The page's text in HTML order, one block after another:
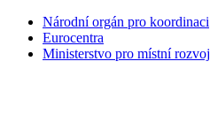
Národní orgán pro koordinaci
Eurocentra
Ministerstvo pro místní rozvoj